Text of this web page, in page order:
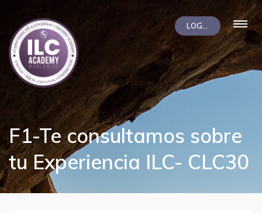
F1-Te consultamos sobre
tu Experiencia ILC- CLC30